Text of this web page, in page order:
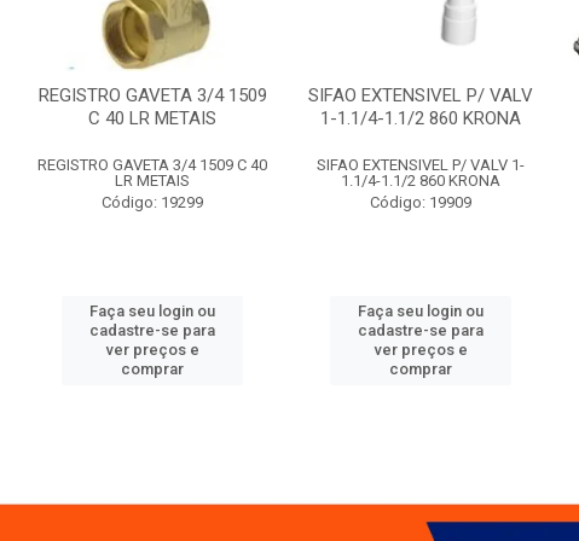
REGISTRO GAVETA 3/4 1509
C 40 LR METAIS
REGISTRO GAVETA 3/4 1509 C 40
LR METAIS
Código: 19299
Faça seu login ou
cadastre-se para
ver preços e
comprar
SIFAO EXTENSIVEL P/ VALV
1-1.1/4-1.1/2 860 KRONA
SIFAO EXTENSIVEL P/ VALV 1-
1.1/4-1.1/2 860 KRONA
Código: 19909
Faça seu login ou
cadastre-se para
ver preços e
comprar